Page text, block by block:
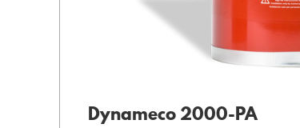
Dynameco 2000-PA